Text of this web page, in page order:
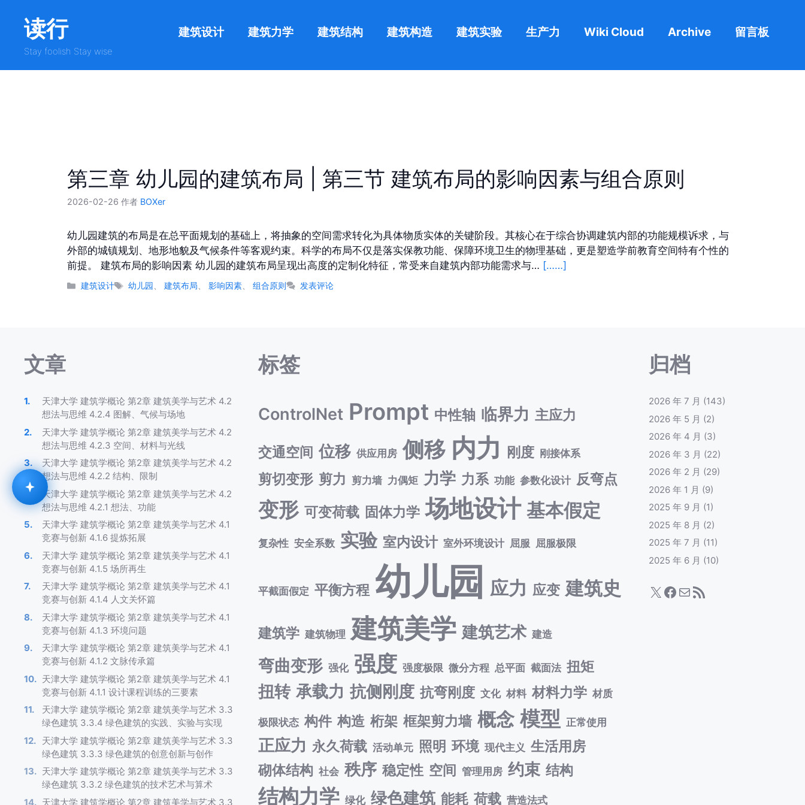
读行
Stay foolish Stay wise
建筑设计 建筑力学 建筑结构 建筑构造 建筑实验 生产力 Wiki Cloud Archive 留言板
第三章 幼儿园的建筑布局 | 第三节 建筑布局的影响因素与组合原则
2026-02-26 作者 BOXer
幼儿园建筑的布局是在总平面规划的基础上，将抽象的空间需求转化为具体物质实体的关键阶段。其核心在于综合协调建筑内部的功能规模诉求，与
外部的城镇规划、地形地貌及气候条件等客观约束。科学的布局不仅是落实保教功能、保障环境卫生的物理基础，更是塑造学前教育空间特有个性的
前提。 建筑布局的影响因素 幼儿园的建筑布局呈现出高度的定制化特征，常受来自建筑内部功能需求与… [……]
分
建筑设计
标
幼儿园 、建筑布局 、影响因素 、组合原则 发表评论
文章
天津大学 建筑学概论 第2章 建筑美学与艺术 4.2
想法与思维 4.2.4 图解、气候与场地
天津大学 建筑学概论 第2章 建筑美学与艺术 4.2
想法与思维 4.2.3 空间、材料与光线
天津大学 建筑学概论 第2章 建筑美学与艺术 4.2
想法与思维 4.2.2 结构、限制
天津大学 建筑学概论 第2章 建筑美学与艺术 4.2
想法与思维 4.2.1 想法、功能
天津大学 建筑学概论 第2章 建筑美学与艺术 4.1
竞赛与创新 4.1.6 提炼拓展
天津大学 建筑学概论 第2章 建筑美学与艺术 4.1
竞赛与创新 4.1.5 场所再生
天津大学 建筑学概论 第2章 建筑美学与艺术 4.1
竞赛与创新 4.1.4 人文关怀篇
天津大学 建筑学概论 第2章 建筑美学与艺术 4.1
竞赛与创新 4.1.3 环境问题
天津大学 建筑学概论 第2章 建筑美学与艺术 4.1
竞赛与创新 4.1.2 文脉传承篇
天津大学 建筑学概论 第2章 建筑美学与艺术 4.1
竞赛与创新 4.1.1 设计课程训练的三要素
天津大学 建筑学概论 第2章 建筑美学与艺术 3.3
绿色建筑 3.3.4 绿色建筑的实践、实验与实现
天津大学 建筑学概论 第2章 建筑美学与艺术 3.3
绿色建筑 3.3.3 绿色建筑的创意创新与创作
天津大学 建筑学概论 第2章 建筑美学与艺术 3.3
绿色建筑 3.3.2 绿色建筑的技术艺术与算术
天津大学 建筑学概论 第2章 建筑美学与艺术 3.3
标签
ControlNet Prompt 中性轴 临界力 主应力
交通空间 位移 供应用房 侧移 内力 刚度 刚接体系
剪切变形 剪力 剪力墙 力偶矩 力学 力系 功能 参数化设计 反弯点
变形 可变荷载 固体力学 场地设计 基本假定
复杂性 安全系数 实验 室内设计 室外环境设计 屈服 屈服极限
平截面假定 平衡方程 幼儿园 应力 应变 建筑史
建筑学 建筑物理 建筑美学 建筑艺术 建造
弯曲变形 强化 强度 强度极限 微分方程 总平面 截面法 扭矩
扭转 承载力 抗侧刚度 抗弯刚度 文化 材料 材料力学 材质
极限状态 构件 构造 桁架 框架剪力墙 概念 模型 正常使用
正应力 永久荷载 活动单元 照明 环境 现代主义 生活用房
砌体结构 社会 秩序 稳定性 空间 管理用房 约束 结构
结构力学 绿化 绿色建筑 能耗 荷载 营造法式
归档
2026 年 7 月 (143)
2026 年 5 月 (2)
2026 年 4 月 (3)
2026 年 3 月 (22)
2026 年 2 月 (29)
2026 年 1 月 (9)
2025 年 9 月 (1)
2025 年 8 月 (2)
2025 年 7 月 (11)
2025 年 6 月 (10)
X Facebook
电子邮件RSS Feed